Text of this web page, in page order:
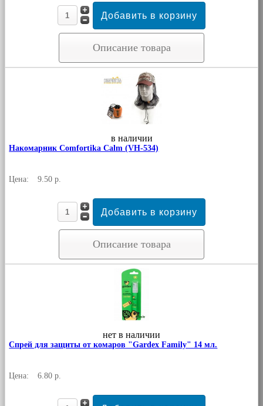
Описание товара
в наличии
Накомарник Comfortika Calm (VH-534)
Цена: 9.50 р.
Описание товара
нет в наличии
Спрей для защиты от комаров "Gardex Family" 14 мл.
Цена: 6.80 р.